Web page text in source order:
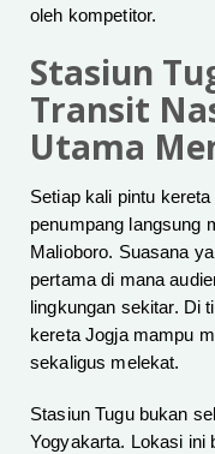
oleh kompetitor.
Stasiun
Transit
Utama
Setiap kali pintu
penumpang langsung
Malioboro. Suasana
pertama di mana
lingkungan sekitar. Di
kereta Jogja mampu
sekaligus melekat.
Stasiun Tugu bukan
Yogyakarta. Lokasi ini